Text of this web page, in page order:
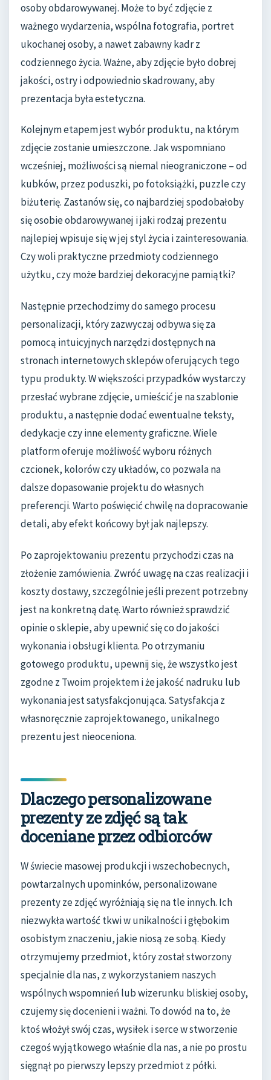
osoby obdarowywanej. Może to być zdjęcie z
ważnego wydarzenia, wspólna fotografia, portret
ukochanej osoby, a nawet zabawny kadr z
codziennego życia. Ważne, aby zdjęcie było dobrej
jakości, ostry i odpowiednio skadrowany, aby
prezentacja była estetyczna.
Kolejnym etapem jest wybór produktu, na którym
zdjęcie zostanie umieszczone. Jak wspomniano
wcześniej, możliwości są niemal nieograniczone – od
kubków, przez poduszki, po fotoksiążki, puzzle czy
biżuterię. Zastanów się, co najbardziej spodobałoby
się osobie obdarowywanej i jaki rodzaj prezentu
najlepiej wpisuje się w jej styl życia i zainteresowania.
Czy woli praktyczne przedmioty codziennego
użytku, czy może bardziej dekoracyjne pamiątki?
Następnie przechodzimy do samego procesu
personalizacji, który zazwyczaj odbywa się za
pomocą intuicyjnych narzędzi dostępnych na
stronach internetowych sklepów oferujących tego
typu produkty. W większości przypadków wystarczy
przesłać wybrane zdjęcie, umieścić je na szablonie
produktu, a następnie dodać ewentualne teksty,
dedykacje czy inne elementy graficzne. Wiele
platform oferuje możliwość wyboru różnych
czcionek, kolorów czy układów, co pozwala na
dalsze dopasowanie projektu do własnych
preferencji. Warto poświęcić chwilę na dopracowanie
detali, aby efekt końcowy był jak najlepszy.
Po zaprojektowaniu prezentu przychodzi czas na
złożenie zamówienia. Zwróć uwagę na czas realizacji i
koszty dostawy, szczególnie jeśli prezent potrzebny
jest na konkretną datę. Warto również sprawdzić
opinie o sklepie, aby upewnić się co do jakości
wykonania i obsługi klienta. Po otrzymaniu
gotowego produktu, upewnij się, że wszystko jest
zgodne z Twoim projektem i że jakość nadruku lub
wykonania jest satysfakcjonująca. Satysfakcja z
własnoręcznie zaprojektowanego, unikalnego
prezentu jest nieoceniona.
Dlaczego personalizowane
prezenty ze zdjęć są tak
doceniane przez odbiorców
W świecie masowej produkcji i wszechobecnych,
powtarzalnych upominków, personalizowane
prezenty ze zdjęć wyróżniają się na tle innych. Ich
niezwykła wartość tkwi w unikalności i głębokim
osobistym znaczeniu, jakie niosą ze sobą. Kiedy
otrzymujemy przedmiot, który został stworzony
specjalnie dla nas, z wykorzystaniem naszych
wspólnych wspomnień lub wizerunku bliskiej osoby,
czujemy się docenieni i ważni. To dowód na to, że
ktoś włożył swój czas, wysiłek i serce w stworzenie
czegoś wyjątkowego właśnie dla nas, a nie po prostu
sięgnął po pierwszy lepszy przedmiot z półki.